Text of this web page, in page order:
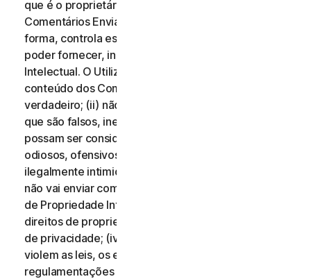
que é o proprietário de todos os direitos desses
Comentários Enviados, ou que, de qualquer outra
forma, controla esses direitos, necessários para os
poder fornecer, incluindo Direitos de Propriedade
Intelectual. O Utilizador aceita que: (i) todo o
conteúdo dos Comentários Enviados deve ser
verdadeiro; (ii) não vai enviar comentários que saiba
que são falsos, inexatos ou enganosos e/ou que
possam ser considerados difamatórios, injuriosos,
odiosos, ofensivos, ilegalmente ameaçadores ou
ilegalmente intimidantes para qualquer pessoa; (iii)
não vai enviar comentários que infrinjam os Direitos
de Propriedade Intelectual de terceiros ou outros
direitos de propriedade ou direitos de divulgação ou
de privacidade; (iv) não vai enviar comentários que
violem as leis, os estatutos, os decretos ou as
regulamentações aplicáveis; (v) não vai enviar